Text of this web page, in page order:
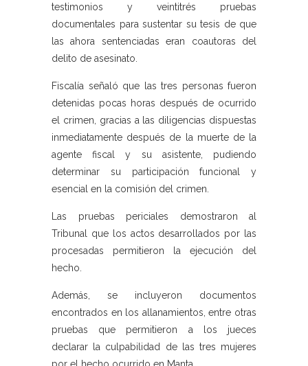
testimonios y veintitrés pruebas
documentales para sustentar su tesis de que
las ahora sentenciadas eran coautoras del
delito de asesinato.
Fiscalía señaló que las tres personas fueron
detenidas pocas horas después de ocurrido
el crimen, gracias a las diligencias dispuestas
inmediatamente después de la muerte de la
agente fiscal y su asistente, pudiendo
determinar su participación funcional y
esencial en la comisión del crimen.
Las pruebas periciales demostraron al
Tribunal que los actos desarrollados por las
procesadas permitieron la ejecución del
hecho.
Además, se incluyeron documentos
encontrados en los allanamientos, entre otras
pruebas que permitieron a los jueces
declarar la culpabilidad de las tres mujeres